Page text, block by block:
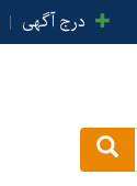
درج آگهی |